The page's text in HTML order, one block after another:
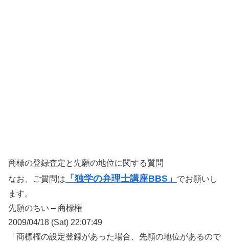
商標の登録査定と先願の地位に関する質問
なお、ご質問は
「独学の弁理士講座BBS」
でお願いし
ます。
先願のちい – 商標権
2009/04/18 (Sat) 22:07:49
「商標権の設定登録があった場合、先願の地位があるので